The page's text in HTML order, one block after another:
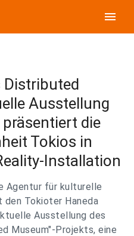
menu
Distributed
Ausstellung
die
Tokios in
Installation
Agentur für kulturelle
den Tokioter Haneda
Ausstellung des
Museum"-Projekts, eine